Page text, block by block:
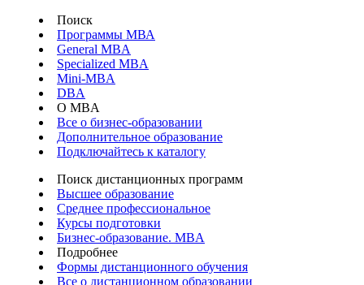
Поиск
Программы МВА
General MBA
Specialized MBA
Mini-MBA
DBA
О MBA
Все о бизнес-образовании
Дополнительное образование
Подключайтесь к каталогу
Поиск дистанционных программ
Высшее образование
Среднее профессиональное
Курсы подготовки
Бизнес-образование. MBA
Подробнее
Формы дистанционного обучения
Все о дистанционном образовании